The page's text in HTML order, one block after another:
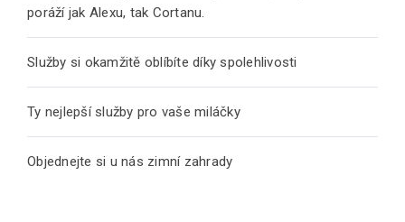
poráží jak Alexu, tak Cortanu.
Služby si okamžitě oblíbíte díky spolehlivosti
Ty nejlepší služby pro vaše miláčky
Objednejte si u nás zimní zahrady